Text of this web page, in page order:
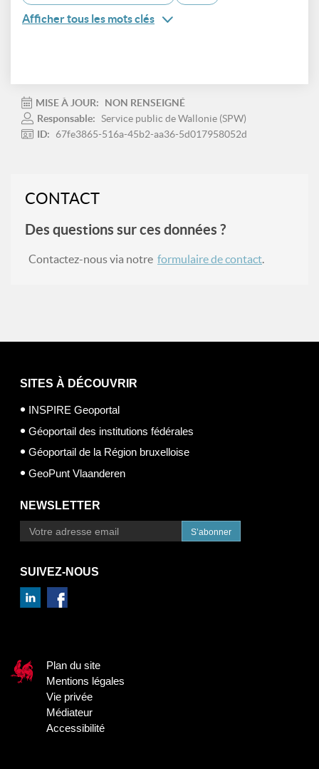
Afficher tous les mots clés
MISE À JOUR:
NON RENSEIGNÉ
Responsable: Service public de Wallonie (SPW)
ID:
67fe3865-516a-45b2-aa36-5d017958052d
CONTACT
Des questions sur ces données ?
Contactez-nous via notre formulaire de contact.
SITES À DÉCOUVRIR
INSPIRE Geoportal
Géoportail des institutions fédérales
Géoportail de la Région bruxelloise
GeoPunt Vlaanderen
NEWSLETTER
S’abonner
SUIVEZ-NOUS
Plan du site
Mentions légales
Vie privée
Médiateur
Accessibilité